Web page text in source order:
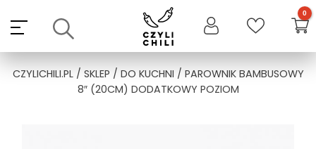
content
CZYLICHILI.PL/ SKLEP / DO KUCHNI / PAROWNIK BAMBUSOWY
8″ (20CM) DODATKOWY POZIOM